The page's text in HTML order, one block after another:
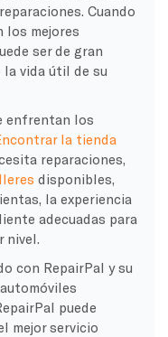
Cuando
los mejores
ser de gran
la vida útil de su
enfrentan los
la tienda
reparaciones,
disponibles,
la experiencia
adecuadas para
nivel.
con RepairPal y su
puede
mejor servicio